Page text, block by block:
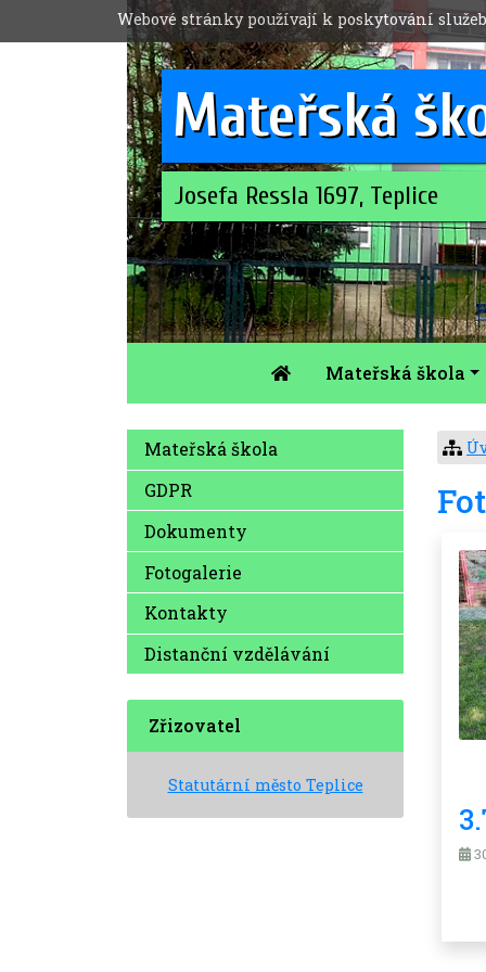
Mateřská
Josefa Ressla 1697, Teplice
Mateřská škola
Mateřská škola
GDPR
Dokumenty
Fotogalerie
Kontakty
Distanční vzdělávání
Zřizovatel
Statutární město Teplice
Webové stránky používají k poskytování